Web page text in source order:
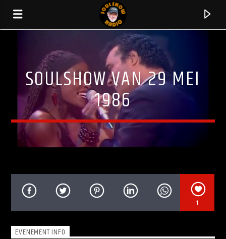
HUIDIG NUMMER
SOULSHOW VAN 29 MEI
1986
1
EVENEMENT INFO